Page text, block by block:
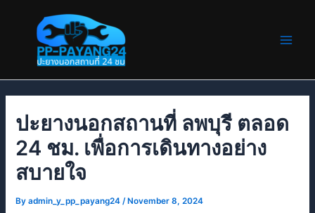
ปะยางนอกสถานที่ ลพบุรี ตลอด
24 ชม. เพื่อการเดินทางอย่าง
สบายใจ
Byadmin_y_pp_payang24/ November 8, 2024
navigation